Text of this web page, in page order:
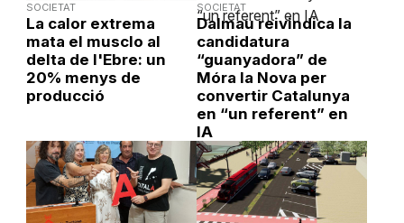
SOCIETAT
La calor extrema
mata el musclo al
delta de l'Ebre: un
20% menys de
producció
SOCIETAT
Dalmau reivindica la
candidatura
“guanyadora” de
Móra la Nova per
convertir Catalunya
en “un referent” en
IA